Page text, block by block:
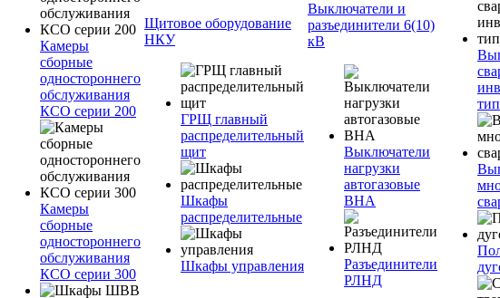
Камеры
сборные
одностороннего
обслуживания
КСО серии 200
Камеры
сборные
одностороннего
обслуживания
КСО серии 300
Щитовое оборудование
НКУ
ГРЩ главный
распределительный
щит
Шкафы
распределительные
Шкафы управления
Выключатели и
разъединители 6(10)
кВ
Выключатели
нагрузки
автогазовые
ВНА
Разъединители
РЛНД